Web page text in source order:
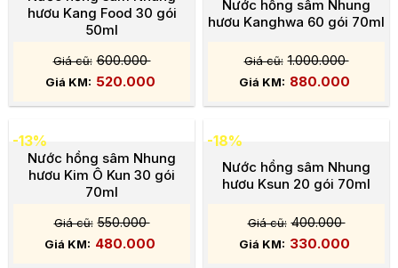
hươu Kang Food 30 gói
50ml
600.000
520.000
Nước hồng sâm Nhung
hươu Kanghwa 60 gói 70ml
1.000.000
880.000
-13%
Nước hồng sâm Nhung
hươu Kim Ô Kun 30 gói
70ml
550.000
480.000
-18%
Nước hồng sâm Nhung
hươu Ksun 20 gói 70ml
400.000
330.000